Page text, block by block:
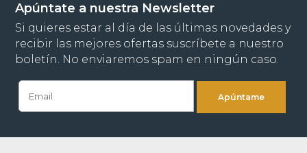
Apúntate a nuestra Newsletter
Si quieres estar al día de las últimas novedades y
recibir las mejores ofertas suscríbete a nuestro
boletín. No enviaremos spam en ningún caso.